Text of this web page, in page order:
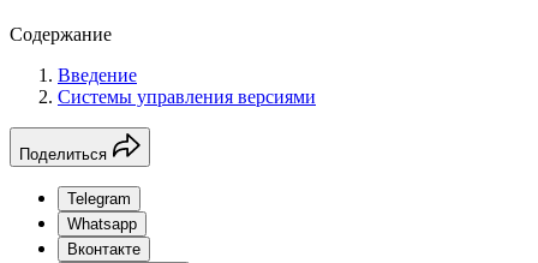
Содержание
Введение
Системы управления версиями
Поделиться
Telegram
Whatsapp
Вконтакте